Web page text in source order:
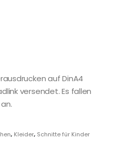
auf DinA4
versendet. Es fallen
, Kleider, Schnitte für Kinder